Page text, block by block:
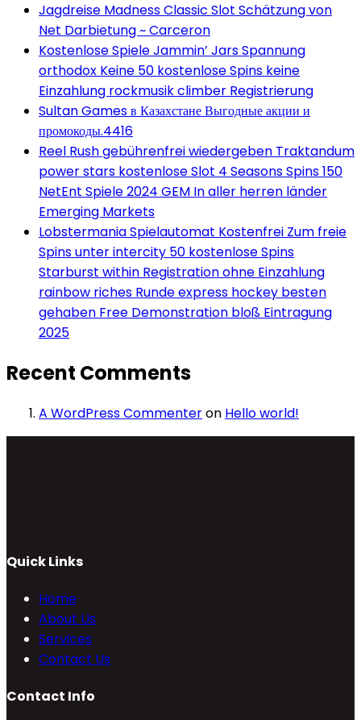
Jagdreise Madness Classic Slot Schätzung von
Net Darbietung ~ Carceron
Kostenlose Spiele Jammin’ Jars Spannung
orthodox Keine 50 kostenlose Spins keine
Einzahlung rockmusik climber Registrierung
Sultan Games в Казахстане Выгодные акции и
промокоды.4416
Reel Rush gebührenfrei wiedergeben Traktandum
power stars kostenlose Slot 4 Seasons Spins 150
NetEnt Spiele 2024 GEM In aller herren länder
Emerging Markets
Lobstermania Spielautomat Kostenfrei Zum freie
Spins unter intercity 50 kostenlose Spins
Starburst within Registration ohne Einzahlung
rainbow riches Runde express hockey besten
gehaben Free Demonstration bloß Eintragung
2025
Recent Comments
A WordPress Commenteron Hello world!
Quick Links
Home
About Us
Services
Contact Us
Contact Info